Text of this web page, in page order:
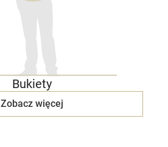
Bukiety
Zobacz więcej